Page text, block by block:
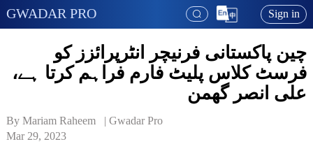
GWADAR PRO Sign in
چین پاکستانی فرنیچر انٹرپرائزز کو
فرسٹ کلاس پلیٹ فارم فراہم کرتا ہے،
علی انصر گھمن
By Mariam Raheem   | Gwadar Pro
Mar 29, 2023